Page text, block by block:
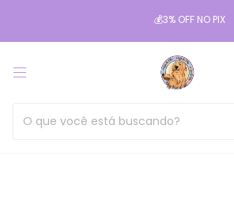
💰3% OFF NO PIX 🚚 FRETE